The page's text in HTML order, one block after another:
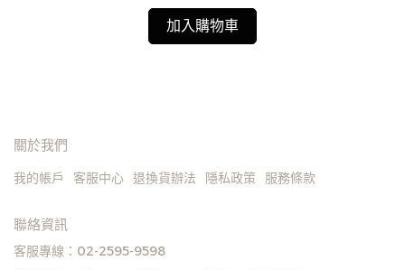
加入購物車
關於我們
我的帳戶 客服中心 退換貨辦法 隱私政策 服務條款
聯絡資訊
客服專線：02-2595-9598